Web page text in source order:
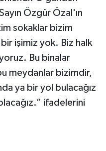
Özgür Özal'ın
sokaklar bizim
işimiz yok. Biz halk
Bu binalar
meydanlar bizimdir,
ya bir yol bulacağız
ifadelerini